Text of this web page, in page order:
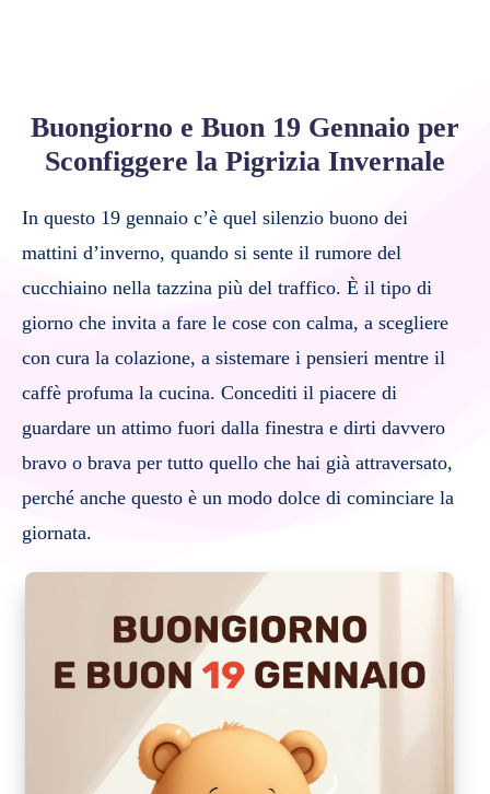
Buongiorno e Buon 19 Gennaio per
Sconfiggere la Pigrizia Invernale
In questo 19 gennaio c’è quel silenzio buono dei
mattini d’inverno, quando si sente il rumore del
cucchiaino nella tazzina più del traffico. È il tipo di
giorno che invita a fare le cose con calma, a scegliere
con cura la colazione, a sistemare i pensieri mentre il
caffè profuma la cucina. Concediti il piacere di
guardare un attimo fuori dalla finestra e dirti davvero
bravo o brava per tutto quello che hai già attraversato,
perché anche questo è un modo dolce di cominciare la
giornata.